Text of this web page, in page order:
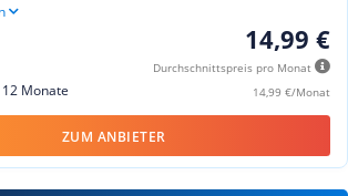
14,99 €
Durchschnittspreis pro Monat
14,99 €/Monat
Monate
ZUM ANBIETER